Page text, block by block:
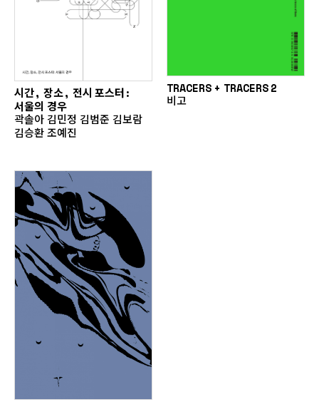
시간, 장소, 전시 포스터:
서울의 경우
곽솔아 김민정 김범준 김보람
김승환 조예진
TRACERS + TRACERS 2
비고